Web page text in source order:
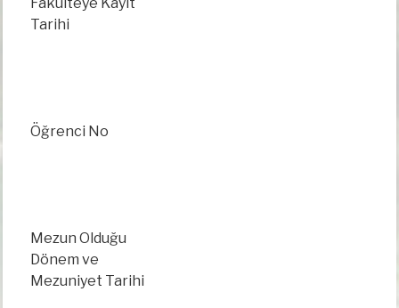
Tarihi
Öğrenci No
Mezun Olduğu
Dönem ve
Mezuniyet Tarihi